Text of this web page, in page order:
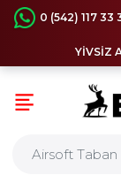
0 (542) 117 33
YİVSİZ